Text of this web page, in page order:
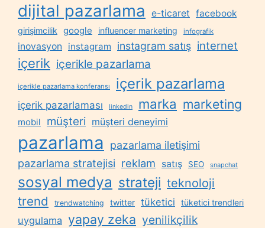
dijital pazarlama e-ticaret facebook
girişimcilik google influencer marketing infografik
inovasyon instagram instagram satış internet
içerik içerikle pazarlama
içerikle pazarlama konferansı içerik pazarlama
içerik pazarlaması linkedin marka marketing
mobil müşteri müşteri deneyimi
pazarlama
pazarlama iletişimi
pazarlama stratejisi reklam satış SEO snapchat
sosyal medya strateji teknoloji
trend trendwatching twitter tüketici tüketici trendleri
uygulama yapay zeka yenilikçilik